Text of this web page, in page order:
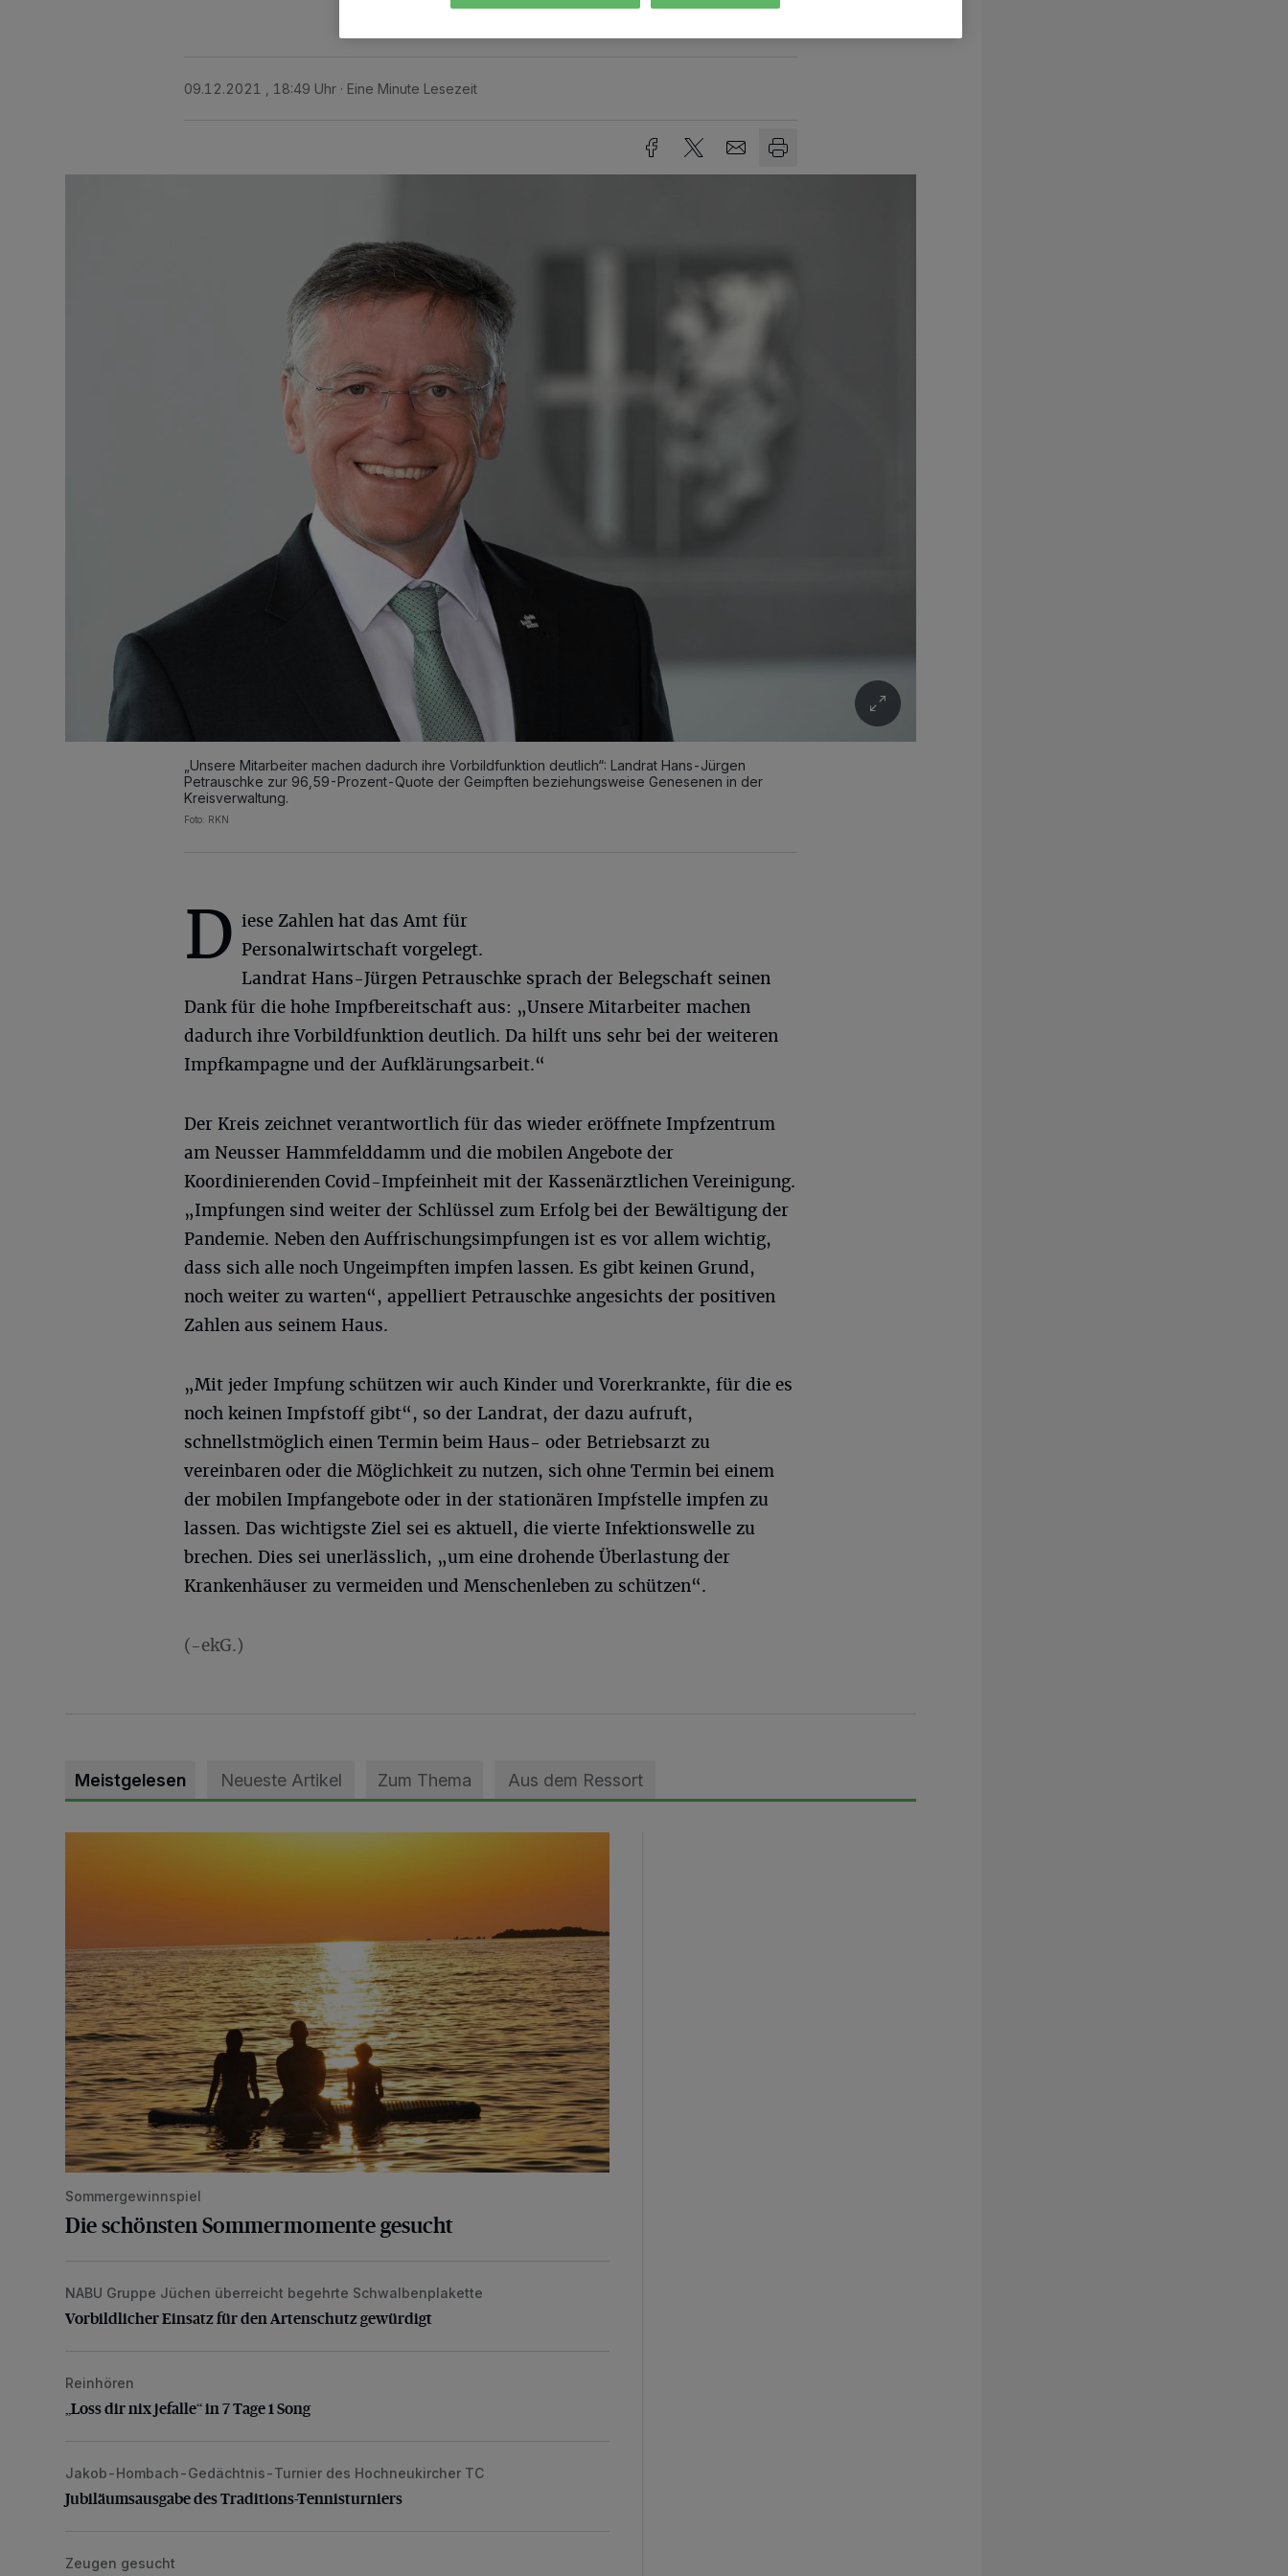
09.12.2021 , 18:49 Uhr Eine Minute Lesezeit
„Unsere Mitarbeiter machen dadurch ihre Vorbildfunktion deutlich“: Landrat Hans-Jürgen
Petrauschke zur 96,59-Prozent-Quote der Geimpften beziehungsweise Genesenen in der
Kreisverwaltung.
Foto: RKN
D iese Zahlen hat das Amt für
Personalwirtschaft vorgelegt.
Landrat Hans-Jürgen Petrauschke sprach der Belegschaft seinen
Dank für die hohe Impfbereitschaft aus: „Unsere Mitarbeiter machen
dadurch ihre Vorbildfunktion deutlich. Da hilft uns sehr bei der weiteren
Impfkampagne und der Aufklärungsarbeit.“
Der Kreis zeichnet verantwortlich für das wieder eröffnete Impfzentrum
am Neusser Hammfelddamm und die mobilen Angebote der
Koordinierenden Covid-Impfeinheit mit der Kassenärztlichen Vereinigung.
„Impfungen sind weiter der Schlüssel zum Erfolg bei der Bewältigung der
Pandemie. Neben den Auffrischungsimpfungen ist es vor allem wichtig,
dass sich alle noch Ungeimpften impfen lassen. Es gibt keinen Grund,
noch weiter zu warten“, appelliert Petrauschke angesichts der positiven
Zahlen aus seinem Haus.
„Mit jeder Impfung schützen wir auch Kinder und Vorerkrankte, für die es
noch keinen Impfstoff gibt“, so der Landrat, der dazu aufruft,
schnellstmöglich einen Termin beim Haus- oder Betriebsarzt zu
vereinbaren oder die Möglichkeit zu nutzen, sich ohne Termin bei einem
der mobilen Impfangebote oder in der stationären Impfstelle impfen zu
lassen. Das wichtigste Ziel sei es aktuell, die vierte Infektionswelle zu
brechen. Dies sei unerlässlich, „um eine drohende Überlastung der
Krankenhäuser zu vermeiden und Menschenleben zu schützen“.
(-ekG.)
Meistgelesen Neueste Artikel Zum Thema Aus dem Ressort
Sommergewinnspiel
Die schönsten Sommermomente gesucht
Vorbildlicher Einsatz für den Artenschutz gewürdigt
NABU Gruppe Jüchen überreicht begehrte Schwalbenplakette
Vorbildlicher Einsatz für den Artenschutz gewürdigt
„Loss dir nix jefalle“ in 7 Tage 1 Song
Reinhören
„Loss dir nix jefalle“ in 7 Tage 1 Song
Jubiläumsausgabe des Traditions-Tennisturniers
Jakob-Hombach-Gedächtnis-Turnier des Hochneukircher TC
Jubiläumsausgabe des Traditions-Tennisturniers
Senior wird bei Unfall schwer verletzt
Zeugen gesucht